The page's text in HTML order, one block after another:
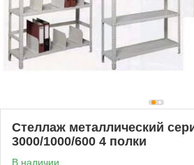
Стеллаж металлический
3000/1000/600 4 полки
В наличии